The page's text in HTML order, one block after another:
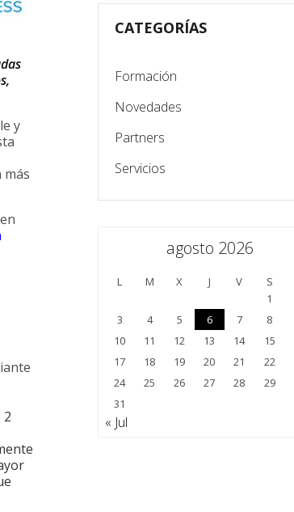
y
más
2
CATEGORÍAS
Formación
Novedades
Partners
Servicios
agosto 2026
L M X J V S
1
3
4 5 6 7 8
10
11 12 13 14 15
17
18 19 20 21 22
24
25 26 27 28 29
31
« Jul